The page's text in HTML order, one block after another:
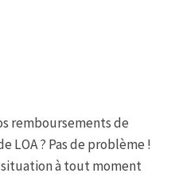
remboursements de
LOA ? Pas de problème !
à tout moment